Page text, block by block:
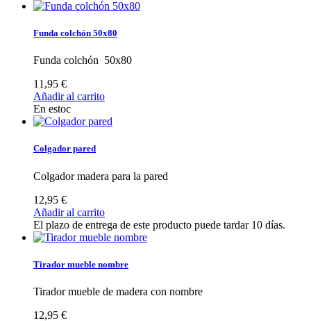
Funda colchón 50x80
Funda colchón 50x80
11,95 €
Añadir al carrito
En estoc
Colgador pared
Colgador madera para la pared
12,95 €
Añadir al carrito
El plazo de entrega de este producto puede tardar 10 días.
Tirador mueble nombre
Tirador mueble de madera con nombre
12,95 €